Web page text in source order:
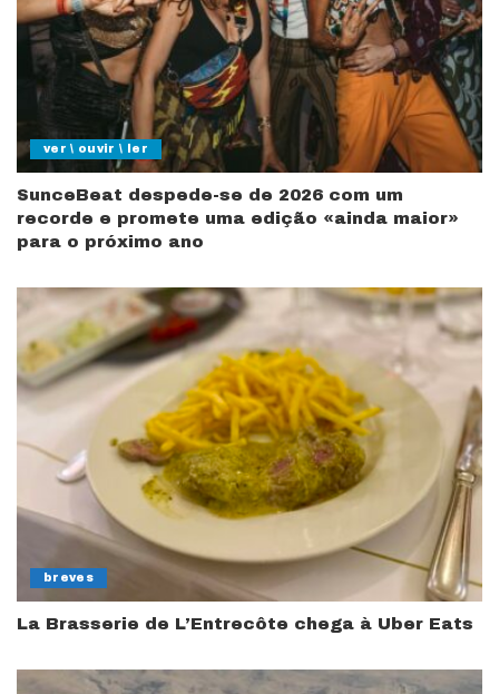
ver \ ouvir \ ler
SunceBeat despede-se de 2026 com um
recorde e promete uma edição «ainda maior»
para o próximo ano
breves
La Brasserie de L’Entrecôte chega à Uber Eats